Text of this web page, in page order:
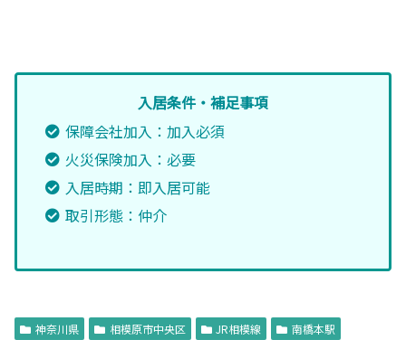
入居条件・補足事項
保障会社加入：加入必須
火災保険加入：必要
入居時期：即入居可能
取引形態：仲介
神奈川県 相模原市中央区 JR相模線 南橋本駅